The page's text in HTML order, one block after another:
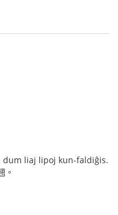
dum liaj lipoj kun-faldiĝis.
。